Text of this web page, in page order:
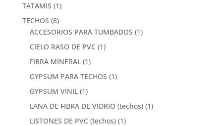
TATAMIS (1)
TECHOS (8)
ACCESORIOS PARA TUMBADOS (1)
CIELO RASO DE PVC (1)
FIBRA MINERAL (1)
GYPSUM PARA TECHOS (1)
GYPSUM VINIL (1)
LANA DE FIBRA DE VIDRIO (techos) (1)
LISTONES DE PVC (techos) (1)